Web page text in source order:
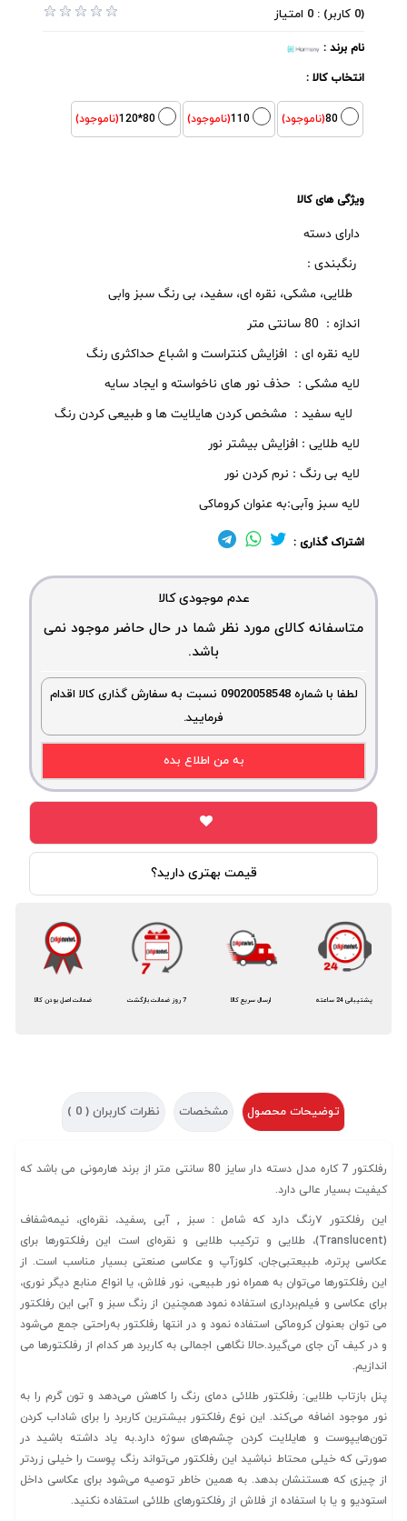
(0 کاربر) : 0 امتیاز
نام برند :
انتخاب کالا :
80(ناموجود) 110(ناموجود) 80*120 (ناموجود)
ویژگی های کالا
دارای دسته
رنگبندی :
طلایی، مشکی، نقره ای، سفید، بی رنگ سبز وابی
اندازه : 80 سانتی متر
لایه نقره ای : افزایش کنتراست و اشباع حداکثری رنگ
لایه مشکی : حذف نور های ناخواسته و ایجاد سایه
لایه سفید : مشخص کردن هایلایت ها و طبیعی کردن رنگ
لایه طلایی : افزایش بیشتر نور
لایه بی رنگ : نرم کردن نور
لایه سبز وآبی:به عنوان کروماکی
اشتراک گذاری :
عدم موجودی کالا
متاسفانه کالای مورد نظر شما در حال حاضر موجود نمی
باشد.
لطفا با شماره 09020058548 نسبت به سفارش گذاری کالا اقدام
فرمایید.
به من اطلاع بده
قیمت بهتری دارید؟
ضمانت اصل بودن کالا 7 روز ضمانت بازگشت ارسال سریع کالا پشتیبانی 24 ساعته
توضیحات محصول مشخصات نظرات کاربران ( 0
)
رفلکتور 7 کاره مدل دسته دار سایز 80 سانتی متر از برند هارمونی می باشد که
کیفیت بسیار عالی دارد.
این رفلکتور ۷رنگ دارد که شامل : سبز , آبی ,سفید، نقره‌ای، نیمه‌شفاف
(Translucent)، طلایی و ترکیب طلایی و نقره‌ای است این رفلکتورها برای
عکاسی پرتره، طبیعتبی‌جان، کلوزآپ و عکاسی صنعتی بسیار مناسب است. از
این رفلکتورها می‌توان به همراه نور طبیعی، نور فلاش، یا انواع منابع دیگر نوری،
برای عکاسی و فیلم‌برداری استفاده نمود همچنین از رنگ سبز و آبی این رفلکتور
می توان بعنوان کروماکی استفاده نمود و در انتها رفلکتور به‌راحتی جمع می‌شود
و در کیف آن جای می‌گیرد.حالا نگاهی اجمالی به کاربرد هر کدام از رفلکتورها می
اندازیم.
پنل بازتاب طلایی: رفلکتور طلائی دمای رنگ را کاهش می‌دهد و تون گرم را به
نور موجود اضافه می‌کند. این نوع رفلکتور بیشترین کاربرد را برای شاداب کردن
تون‌هایپوست و هایلایت کردن چشم‌های سوژه دارد.به یاد داشته باشید در
صورتی که خیلی محتاط نباشید این رفلکتور می‌تواند رنگ پوست را خیلی زردتر
از چیزی که هستنشان بدهد. به همین خاطر توصیه می‌شود برای عکاسی داخل
استودیو و یا با استفاده از فلاش از رفلکتورهای طلائی استفاده نکنید.